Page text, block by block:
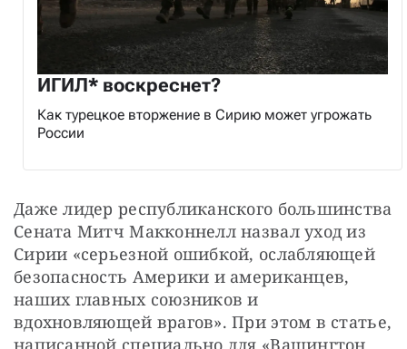
ИГИЛ* воскреснет?
Как турецкое вторжение в Сирию может угрожать
России
Даже лидер республиканского большинства
Сената Митч Макконнелл назвал уход из
Сирии «серьезной ошибкой, ослабляющей
безопасность Америки и американцев,
наших главных союзников и
вдохновляющей врагов». При этом в статье,
написанной специально для «Вашингтон